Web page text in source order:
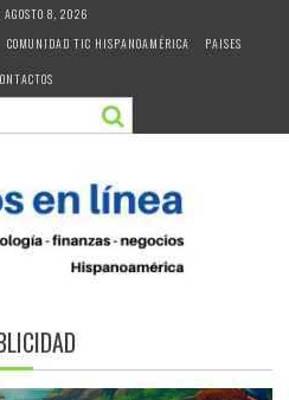
AGOSTO 8, 2026
COMUNIDAD TIC HISPANOAMÉRICA
PAISES